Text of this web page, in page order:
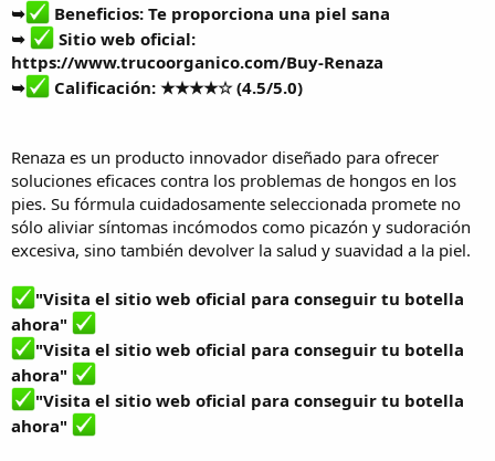
➥
Beneficios: Te proporciona una piel sana
➥
Sitio web oficial:
https://www.trucoorganico.com/Buy-Renaza
➥
Calificación: ★★★★☆ (4.5/5.0)
Renaza es un producto innovador diseñado para ofrecer
soluciones eficaces contra los problemas de hongos en los
pies. Su fórmula cuidadosamente seleccionada promete no
sólo aliviar síntomas incómodos como picazón y sudoración
excesiva, sino también devolver la salud y suavidad a la piel.
"Visita el sitio web oficial para conseguir tu botella
ahora"
"Visita el sitio web oficial para conseguir tu botella
ahora"
"Visita el sitio web oficial para conseguir tu botella
ahora"